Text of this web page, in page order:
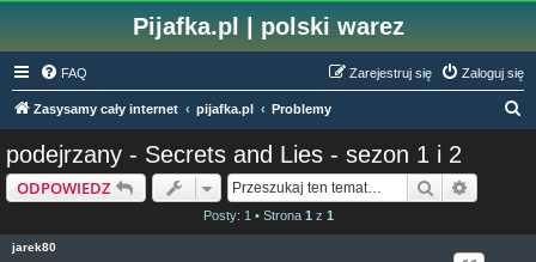
Pijafka.pl | polski warez
FAQ Zaloguj się
Zarejestruj się
Zasysamy cały internet pijafka.pl Problemy
podejrzany - Secrets and Lies - sezon 1 i 2
ODPOWIEDZ Szukaj
Posty: 1 • Strona 1 z 1
jarek80